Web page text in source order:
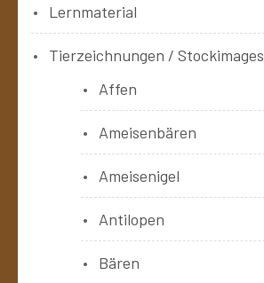
Lernmaterial
Tierzeichnungen / Stockimages
Affen
Ameisenbären
Ameisenigel
Antilopen
Bären